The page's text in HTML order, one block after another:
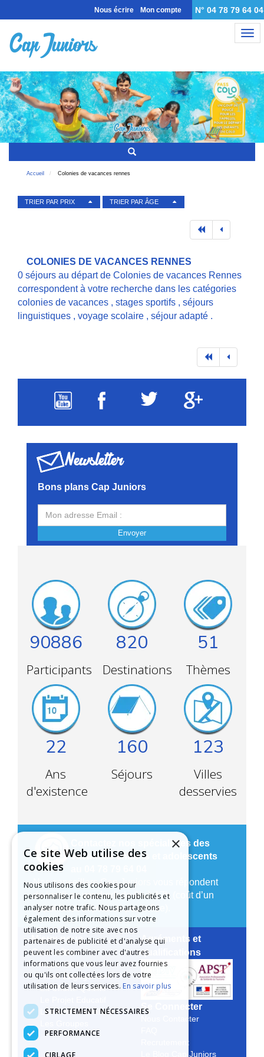
Nous écrire Mon compte N° 04 78 79 64 04
Accueil Colonies de vacances rennes
TRIER PAR PRIX TRIER PAR ÂGE
COLONIES DE VACANCES RENNES
0 séjours au départ de Colonies de vacances Rennes
correspondent à votre recherche dans les catégories
colonies de vacances , stages sportifs , séjours
linguistiques , voyage scolaire , séjour adapté .
Newsletter
Bons plans Cap Juniors
Envoyer
90886
Participants
820
Destinations
51
Thèmes
22
Ans
d'existence
160
Séjours
123
Villes
desservies
Contactez nos spécialistes des
vacances enfants et adolescents
Nos conseillers Cap Juniors vous répondent
du lundi au vendredi de 9h à 17h (coût d’un
appel local depuis un poste fixe).
Mieux nous
Connaître
Notre Histoire
Notre Engagement
La Charte Qualité
Les Aides Possibles
Agréments et
qualifications
Se Connecter
Nous Contacter
Recrutement
Le Blog Cap Juniors
×
Ce site Web utilise des
cookies
Nous utilisons des cookies pour
personnaliser le contenu, les publicités et
analyser notre trafic. Nous partageons
également des informations sur votre
utilisation de notre site avec nos
partenaires de publicité et d'analyse qui
peuvent les combiner avec d'autres
informations que vous leur avez fournies
ou qu'ils ont collectées lors de votre
utilisation de leurs services. En savoir plus
STRICTEMENT NÉCESSAIRES
PERFORMANCE
CIBLAGE